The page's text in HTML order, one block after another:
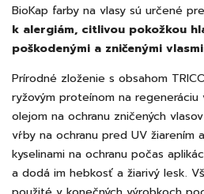
BioKap farby na vlasy sú určené pre
k alergiám, citlivou pokožkou
poškodenými a zničenými
Prírodné zloženie s obsahom
ryžovým proteínom na regeneráciu
olejom na ochranu zničených
vŕby na ochranu pred UV žiarením
kyselinami na ochranu počas
a dodá im hebkosť a žiarivý lesk.